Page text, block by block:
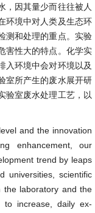
，因其量少而往往被人
环境中对人类及生态环
测和处理的重点。实验
害性大的特点。化学实
入环境中会对环境以及
室所产生的废水展开研
验室废水处理工艺，以
and the innovation
enhancement, our
trend by leaps
universities, scientific
the laboratory and the
to increase, daily ex-